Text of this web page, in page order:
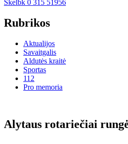
Skelbk 0 315 51956
Rubrikos
Aktualijos
Savaitgalis
Aldutės kraitė
Sportas
112
Pro memoria
Aly­taus ro­ta­rie­čiai